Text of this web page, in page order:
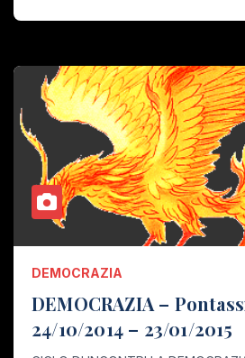
DEMOCRAZIA
DEMOCRAZIA –
24/10/2014 – 23/01/2015